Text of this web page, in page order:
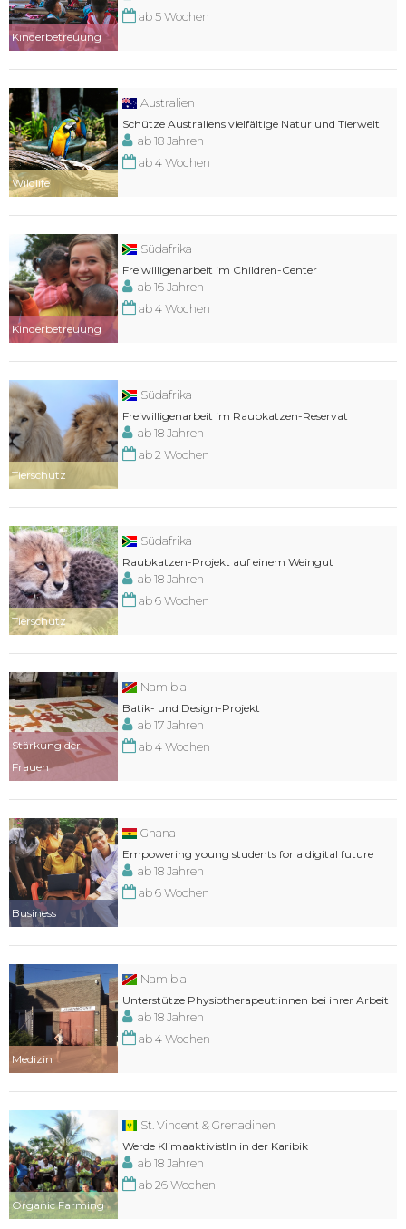
Kinderbetreuung
ab 5 Wochen
Wildlife
Australien
Schütze Australiens vielfältige Natur und Tierwelt
ab 18 Jahren
ab 4 Wochen
Kinderbetreuung
Südafrika
Freiwilligenarbeit im Children-Center
ab 16 Jahren
ab 4 Wochen
Tierschutz
Südafrika
Freiwilligenarbeit im Raubkatzen-Reservat
ab 18 Jahren
ab 2 Wochen
Tierschutz
Südafrika
Raubkatzen-Projekt auf einem Weingut
ab 18 Jahren
ab 6 Wochen
Stärkung der
Frauen
Namibia
Batik- und Design-Projekt
ab 17 Jahren
ab 4 Wochen
Business
Ghana
Empowering young students for a digital future
ab 18 Jahren
ab 6 Wochen
Medizin
Namibia
Unterstütze Physiotherapeut:innen bei ihrer Arbeit
ab 18 Jahren
ab 4 Wochen
Organic Farming
St. Vincent & Grenadinen
Werde KlimaaktivistIn in der Karibik
ab 18 Jahren
ab 26 Wochen